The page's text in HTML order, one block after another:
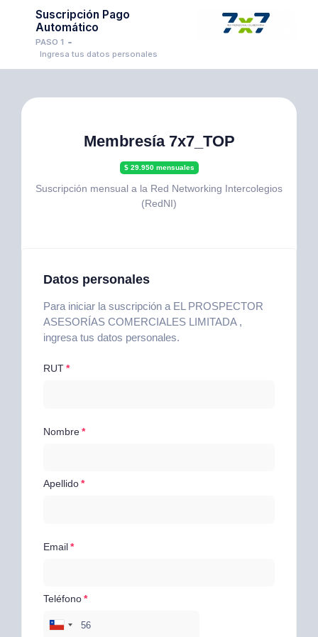
Suscripción Pago
Automático
PASO 1
Ingresa tus datos personales
Membresía 7x7_TOP
$ 29.950 mensuales
Suscripción mensual a la Red Networking Intercolegios
(RedNI)
Datos personales
Para iniciar la suscripción a EL PROSPECTOR
ASESORÍAS COMERCIALES LIMITADA ,
ingresa tus datos personales.
RUT
Nombre
Apellido
Email
Teléfono